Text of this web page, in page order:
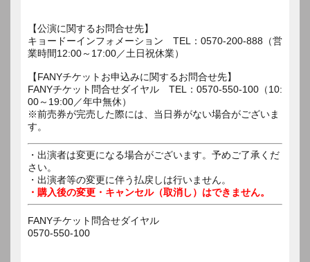
【公演に関するお問合せ先】
キョードーインフォメーション TEL：0570-200-888（営
業時間12:00～17:00／土日祝休業）
【FANYチケットお申込みに関するお問合せ先】
FANYチケット問合せダイヤル TEL：0570-550-100（10:
00～19:00／年中無休）
※前売券が完売した際には、当日券がない場合がございま
す。
・出演者は変更になる場合がございます。予めご了承くだ
さい。
・出演者等の変更に伴う払戻しは行いません。
・購入後の変更・キャンセル（取消し）はできません。
FANYチケット問合せダイヤル
0570-550-100